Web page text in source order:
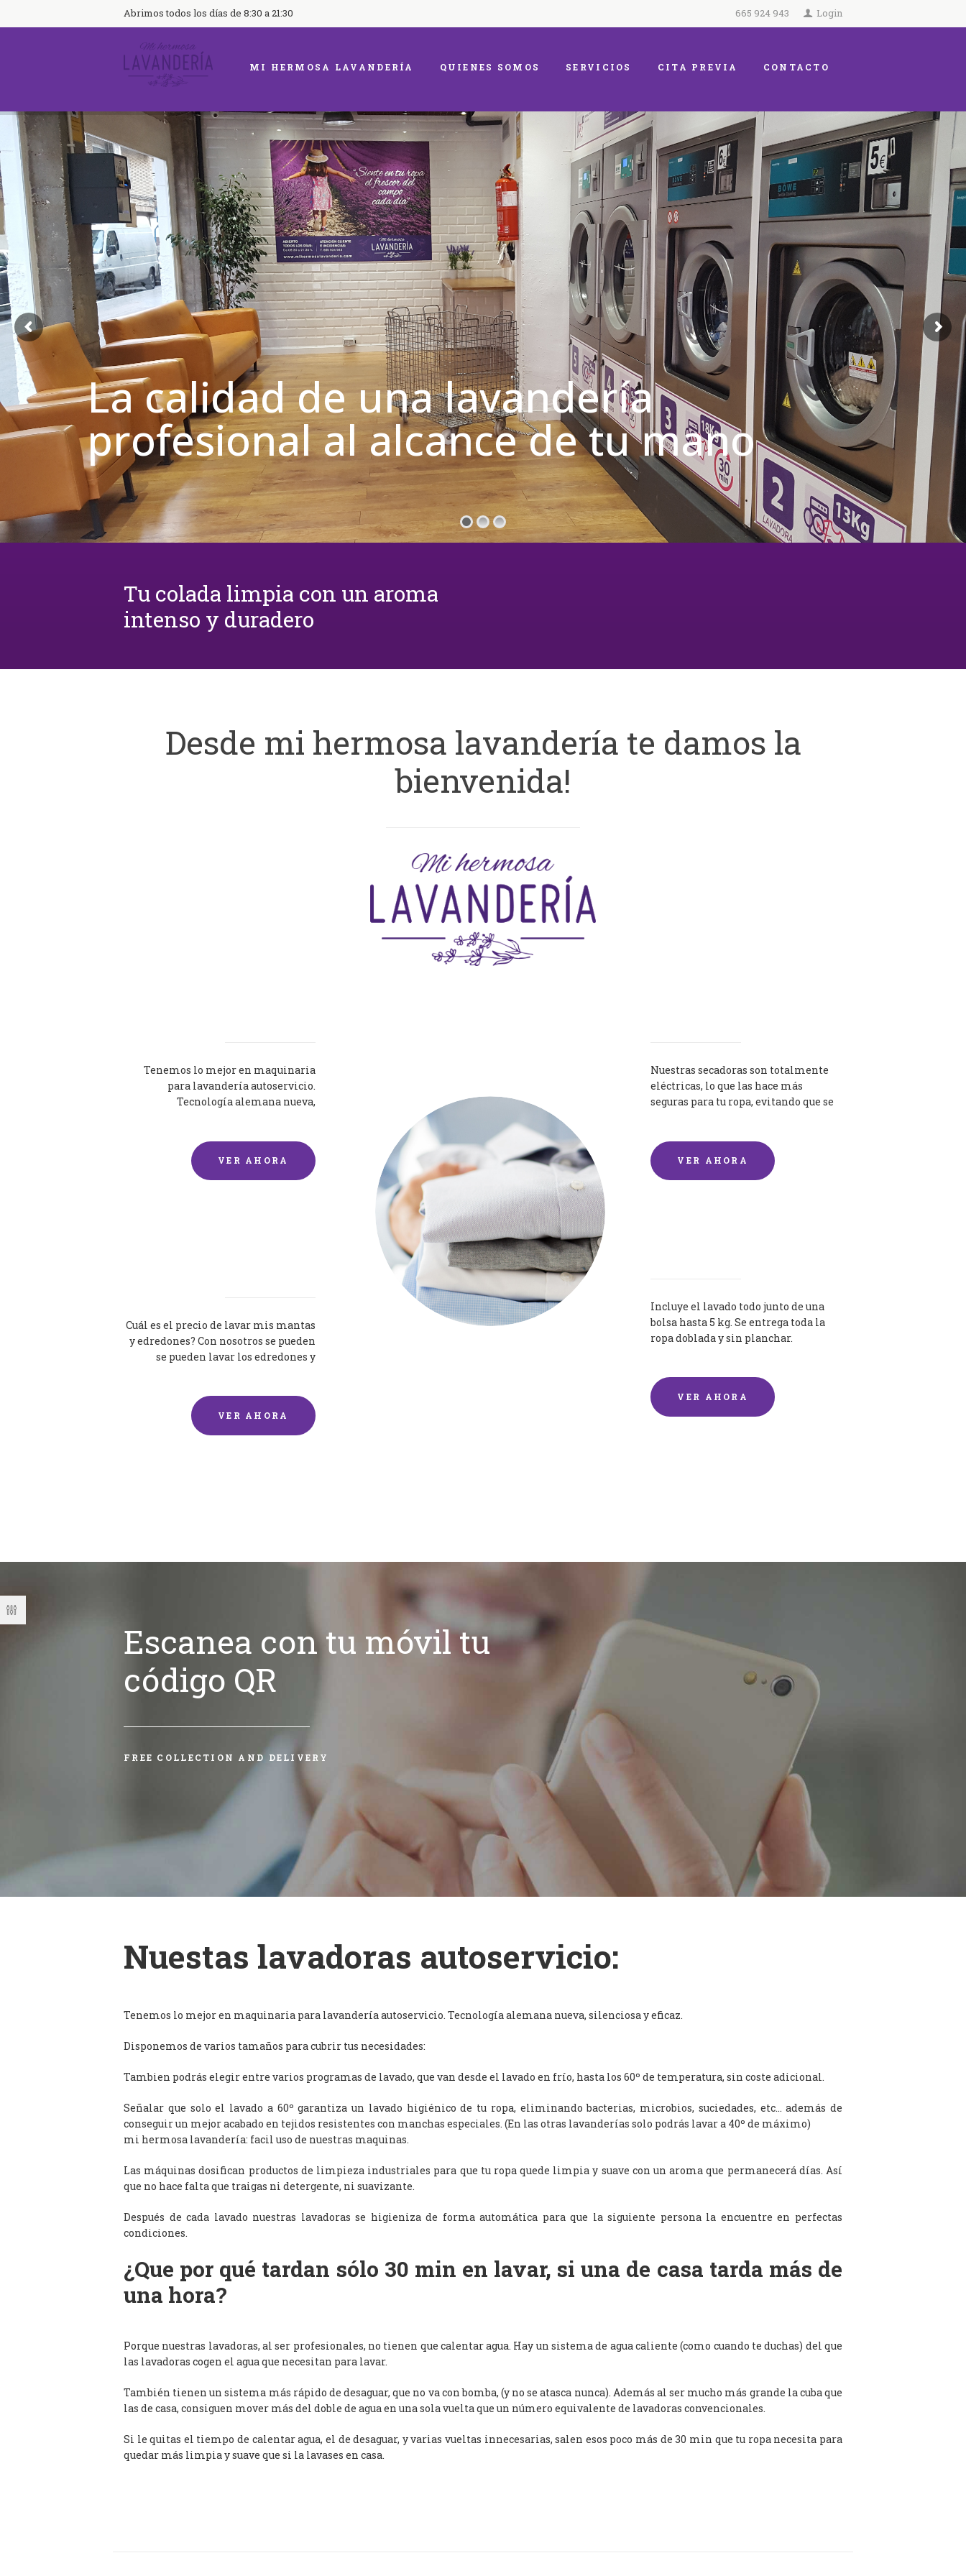
Abrimos todos los días de 8:30 a 21:30 665 924 943 Login
MI HERMOSA LAVANDERÍA QUIENES SOMOS SERVICIOS CITA PREVIA CONTACTO
La calidad de una lavandería
profesional al alcance de tu mano
Tu colada limpia con un aroma
intenso y duradero
Desde mi hermosa lavandería te damos la
bienvenida!
Tenemos lo mejor en maquinaria
para lavandería autoservicio.
Tecnología alemana nueva,
VER AHORA
Nuestras secadoras son totalmente
eléctricas, lo que las hace más
seguras para tu ropa, evitando que se
VER AHORA
Cuál es el precio de lavar mis mantas
y edredones? Con nosotros se pueden
se pueden lavar los edredones y
VER AHORA
Incluye el lavado todo junto de una
bolsa hasta 5 kg. Se entrega toda la
ropa doblada y sin planchar.
VER AHORA
Escanea con tu móvil tu
código QR
FREE COLLECTION AND DELIVERY
Nuestas lavadoras autoservicio:
Tenemos lo mejor en maquinaria para lavandería autoservicio. Tecnología alemana nueva, silenciosa y eficaz.
Disponemos de varios tamaños para cubrir tus necesidades:
Tambien podrás elegir entre varios programas de lavado, que van desde el lavado en frío, hasta los 60º de temperatura, sin coste adicional.
Señalar que solo el lavado a 60º garantiza un lavado higiénico de tu ropa, eliminando bacterias, microbios, suciedades, etc… además de
conseguir un mejor acabado en tejidos resistentes con manchas especiales. (En las otras lavanderías solo podrás lavar a 40º de máximo)
mi hermosa lavandería: facil uso de nuestras maquinas.
Las máquinas dosifican productos de limpieza industriales para que tu ropa quede limpia y suave con un aroma que permanecerá días. Así
que no hace falta que traigas ni detergente, ni suavizante.
Después de cada lavado nuestras lavadoras se higieniza de forma automática para que la siguiente persona la encuentre en perfectas
condiciones.
¿Que por qué tardan sólo 30 min en lavar, si una de casa tarda más de
una hora?
Porque nuestras lavadoras, al ser profesionales, no tienen que calentar agua. Hay un sistema de agua caliente (como cuando te duchas) del que
las lavadoras cogen el agua que necesitan para lavar.
También tienen un sistema más rápido de desaguar, que no va con bomba, (y no se atasca nunca). Además al ser mucho más grande la cuba que
las de casa, consiguen mover más del doble de agua en una sola vuelta que un número equivalente de lavadoras convencionales.
Si le quitas el tiempo de calentar agua, el de desaguar, y varias vueltas innecesarias, salen esos poco más de 30 min que tu ropa necesita para
quedar más limpia y suave que si la lavases en casa.